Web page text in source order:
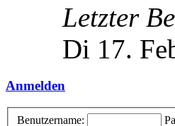
Letzter
Di 17.
Anmelden
Benutzername: